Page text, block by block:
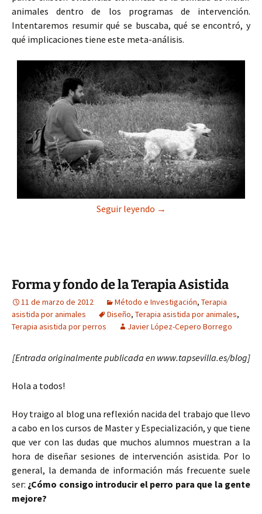
animales dentro de los programas de intervención.
Intentaremos resumir qué se buscaba, qué se encontró, y
qué implicaciones tiene este meta-análisis.
Seguir leyendo ¿Qué beneficios
→
Forma y fondo de la Terapia Asistida
11 de marzo de 2012 Método e Investigación, Terapia
asistida por animales
Diseño, Terapia asistida por animales,
Terapia asistida por perros
Javier López-Cepero Borrego
[Entrada originalmente publicada en www.tapsevilla.es/blog]
Hola a todos!
Hoy traigo al blog una reflexión nacida del trabajo que llevo
a cabo en los cursos de Master y Especialización, y que tiene
que ver con las dudas que muchos alumnos muestran a la
hora de diseñar sesiones de intervención asistida. Por lo
general, la demanda de información más frecuente suele
ser: ¿Cómo consigo introducir el perro para que la gente
mejore?